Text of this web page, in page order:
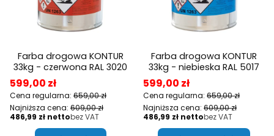
Farba drogowa KONTUR
33kg - czerwona RAL 3020
Cena promocyjna
599,00 zł
Cena regularna: 659,00 zł
Najniższa cena: 609,00 zł
Cena
486,99 zł bez VAT
Farba drogowa KONTUR
33kg - niebieska RAL 5017
Cena promocyjna
599,00 zł
Cena regularna: 659,00 zł
Najniższa cena: 609,00 zł
Cena
486,99 zł bez VAT